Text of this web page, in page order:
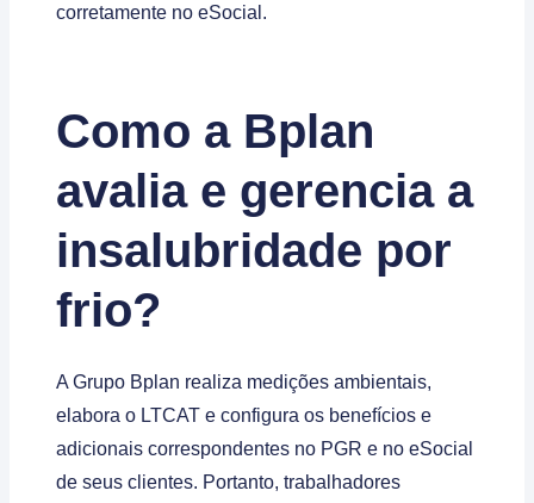
corretamente no eSocial.
Como a Bplan
avalia e gerencia a
insalubridade por
frio?
A Grupo Bplan realiza medições ambientais,
elabora o LTCAT e configura os benefícios e
adicionais correspondentes no PGR e no eSocial
de seus clientes. Portanto, trabalhadores